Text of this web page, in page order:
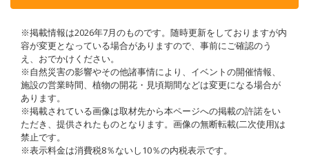
※掲載情報は2026年7月のものです。随時更新をしておりますが内
容が変更となっている場合がありますので、事前にご確認のう
え、おでかけください。
※自然災害の影響やその他諸事情により、イベントの開催情報、
施設の営業時間、植物の開花・見頃期間などは変更になる場合が
あります。
※掲載されている画像は取材先から本ページへの掲載の許諾をい
ただき、提供されたものとなります。画像の無断転載(二次使用)は
禁止です。
※表示料金は消費税8％ないし10％の内税表示です。